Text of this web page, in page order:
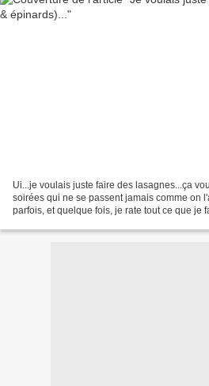
Ui...je voulais juste faire des lasagnes...ça
soirées qui ne se passent jamais comme on
parfois, et quelque fois, je rate tout ce que je